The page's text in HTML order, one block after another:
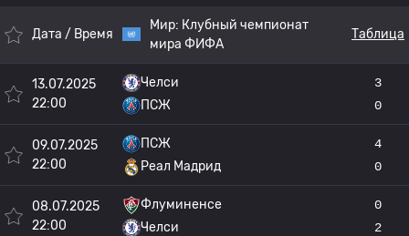
Дата / Время
Мир: Клубный чемпионат
мира ФИФА
Таблица
13.07.2025
22:00
Челси
ПСЖ
3
0
09.07.2025
22:00
ПСЖ
Реал Мадрид
4
0
08.07.2025
22:00
Флуминенсе
Челси
0
2